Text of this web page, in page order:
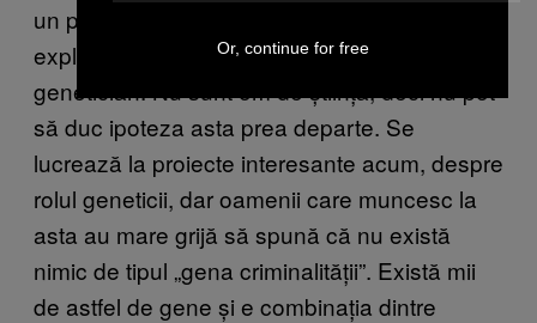
un precursor al activității infracționale. Am
explorat aspectul ăsta, dar nu sunt
genetician. Nu sunt om de știință, deci nu pot
să duc ipoteza asta prea departe. Se
lucrează la proiecte interesante acum, despre
rolul geneticii, dar oamenii care muncesc la
asta au mare grijă să spună că nu există
nimic de tipul „gena criminalității”. Există mii
de astfel de gene și e combinația dintre
Or, continue for free